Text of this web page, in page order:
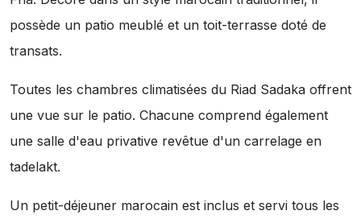
possède un patio meublé et un toit-terrasse doté de
transats.
Toutes les chambres climatisées du Riad Sadaka offrent
une vue sur le patio. Chacune comprend également
une salle d'eau privative revêtue d'un carrelage en
tadelakt.
Un petit-déjeuner marocain est inclus et servi tous les